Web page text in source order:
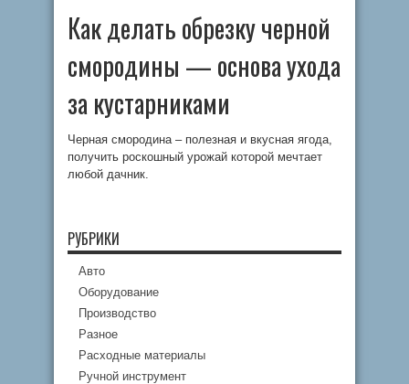
Как делать обрезку черной
смородины — основа ухода
за кустарниками
Черная смородина – полезная и вкусная ягода,
получить роскошный урожай которой мечтает
любой дачник.
РУБРИКИ
Авто
Оборудование
Производство
Разное
Расходные материалы
Ручной инструмент